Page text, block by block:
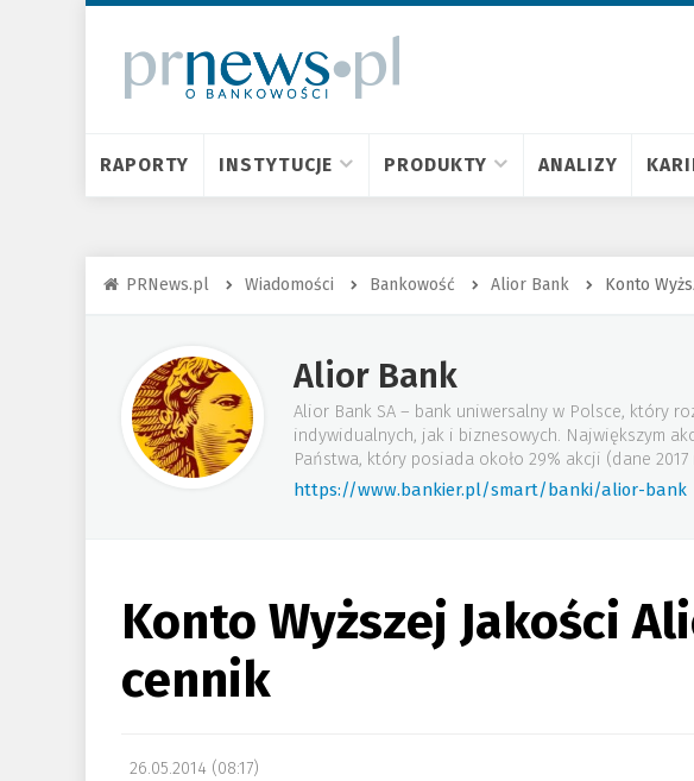
RAPORTY INSTYTUCJE PRODUKTY ANALIZY
PRNews.pl Wiadomości Bankowość Alior Bank Konto
Alior Bank
Alior Bank SA – bank uniwersalny w Polsce, który
indywidualnych, jak i biznesowych. Największym
Państwa, który posiada około 29% akcji (dane 2017
https://www.bankier.pl/smart/banki/alior-bank
Konto Wyższej Jakości
cennik
26.05.2014 (08:17)